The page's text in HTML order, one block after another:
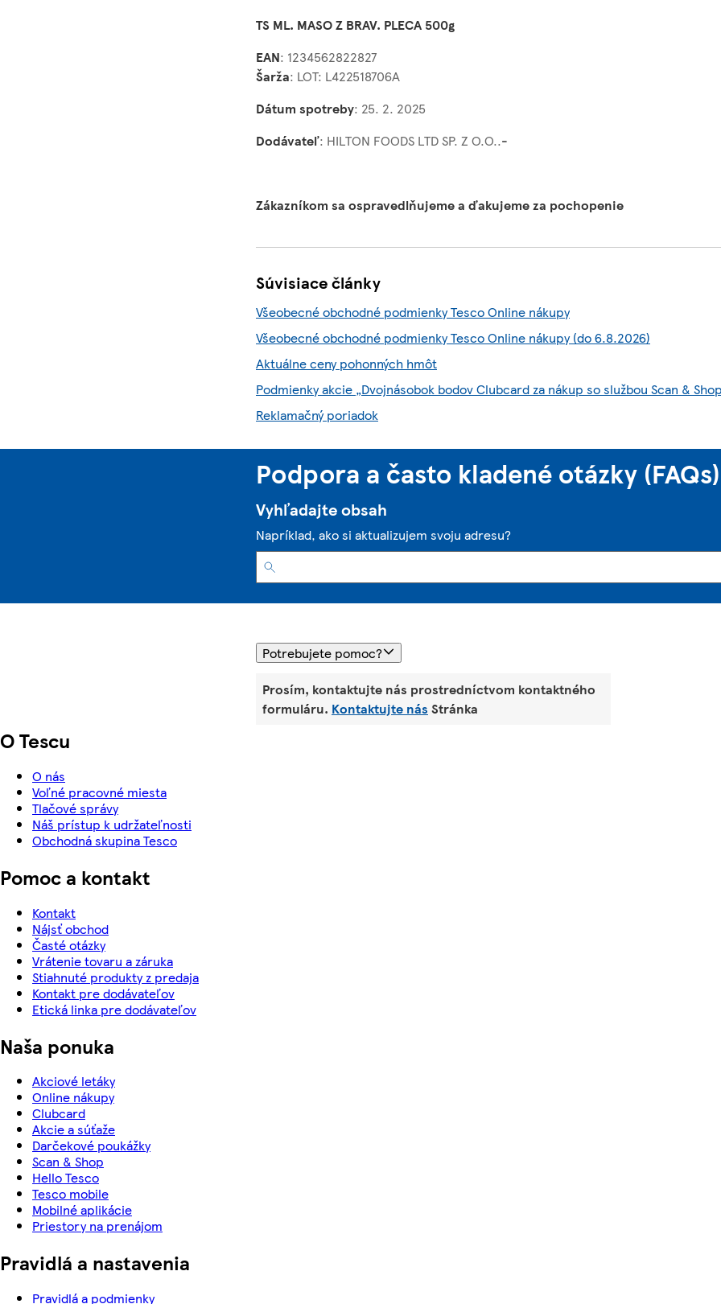
TS ML. MASO Z BRAV. PLECA 500g
EAN: 1234562822827
Šarža: LOT: L422518706A
Dátum spotreby: 25. 2. 2025
Dodávateľ: HILTON FOODS LTD SP. Z O.O..-
Zákazníkom sa ospravedlňujeme a ďakujeme za pochopenie
Súvisiace články
Všeobecné obchodné podmienky Tesco Online nákupy
Všeobecné obchodné podmienky Tesco Online nákupy (do 6.8.2026)
Aktuálne ceny pohonných hmôt
Podmienky akcie „Dvojnásobok bodov Clubcard za nákup so službou Scan &
Reklamačný poriadok
Podpora a často kladené otázky (FAQs)
Vyhľadajte obsah
Napríklad, ako si aktualizujem svoju adresu?
Potrebujete pomoc?
Prosím, kontaktujte nás prostredníctvom kontaktného
formuláru. Kontaktujte nás Stránka
O Tescu
O nás
Voľné pracovné miesta
Tlačové správy
Náš prístup k udržateľnosti
Obchodná skupina Tesco
Pomoc a kontakt
Kontakt
Nájsť obchod
Časté otázky
Vrátenie tovaru a záruka
Stiahnuté produkty z predaja
Kontakt pre dodávateľov
Etická linka pre dodávateľov
Naša ponuka
Akciové letáky
Online nákupy
Clubcard
Akcie a súťaže
Darčekové poukážky
Scan & Shop
Hello Tesco
Tesco mobile
Mobilné aplikácie
Priestory na prenájom
Pravidlá a nastavenia
Pravidlá a podmienky